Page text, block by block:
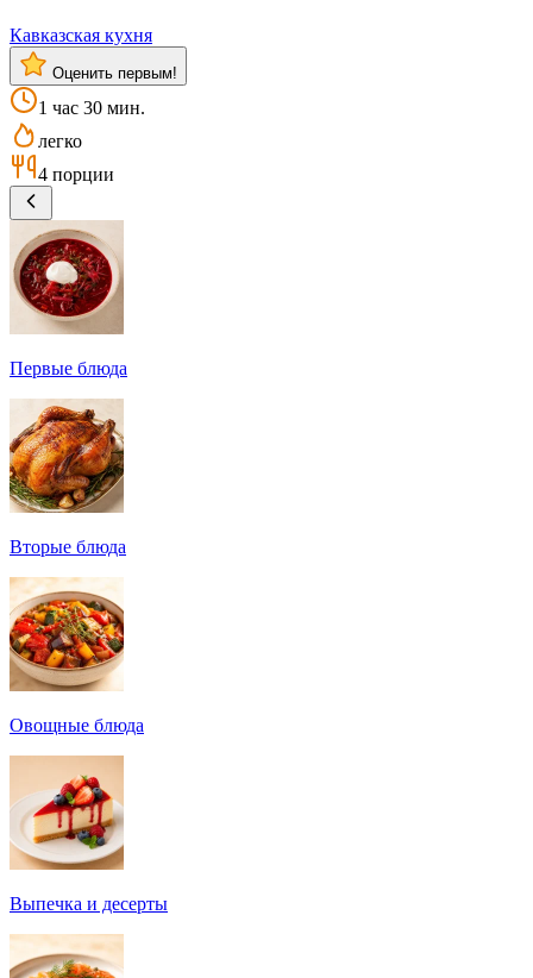
Кавказская кухня
Оценить первым!
1 час 30 мин.
легко
4 порции
Первые блюда
Вторые блюда
Овощные блюда
Выпечка и десерты